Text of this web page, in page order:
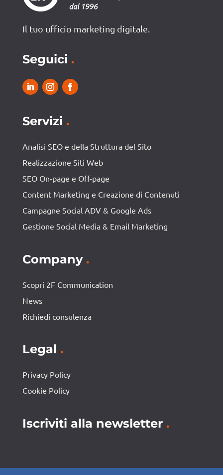
Il tuo ufficio marketing digitale.
Seguici .
Servizi .
Analisi SEO e della Struttura del Sito
Realizzazione Siti Web
SEO On-page e Off-page
Content Marketing e Creazione di Contenuti
Campagne Social ADV & Google Ads
Gestione Social Media & Email Marketing
Company .
Scopri 2F Communication
News
Richiedi consulenza
Legal .
Privacy Policy
Cookie Policy
Iscriviti alla newsletter .